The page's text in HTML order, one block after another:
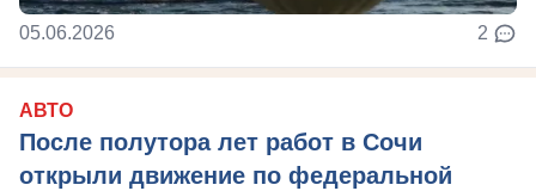
05.06.2026 2
АВТО
После полутора лет работ в Сочи
открыли движение по федеральной